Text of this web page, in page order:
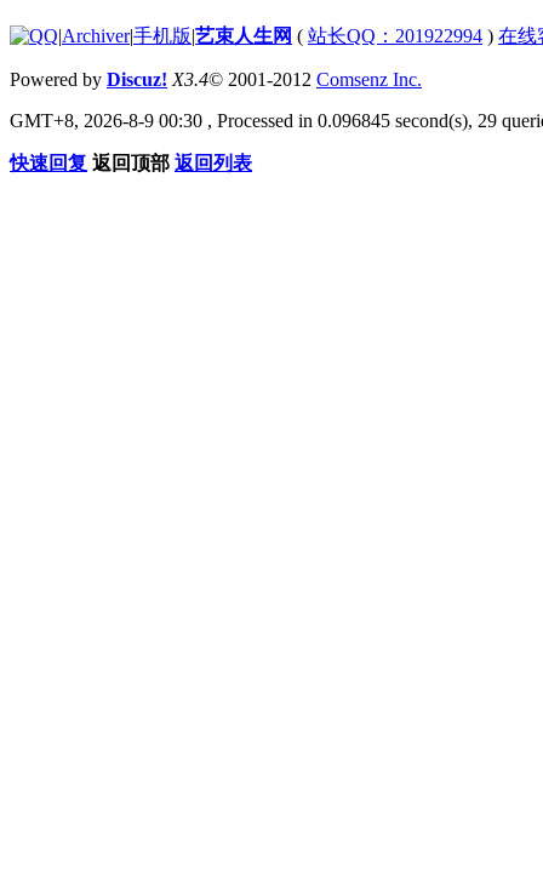
|Archiver|手机版|艺束人生网 ( 站长QQ：201922994 ) 在线
Powered by Discuz! X3.4© 2001-2012 Comsenz Inc.
GMT+8, 2026-8-9 00:30 , Processed in 0.096845 second(s), 29
快速回复 返回顶部 返回列表